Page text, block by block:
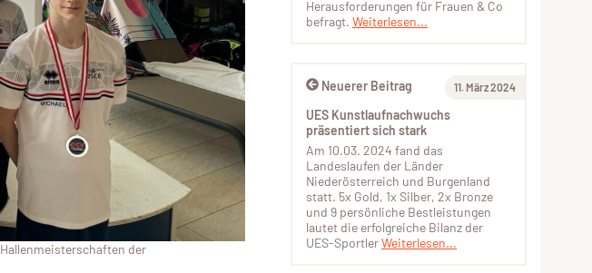
der
Herausforderungen für Frauen & Co
befragt. Weiterlesen...
Neuerer Beitrag 11. März 2024
UES Kunstlaufnachwuchs
präsentiert sich stark
Am 10.03. 2024 fand das
Landeslaufen der Länder
Niederösterreich und Burgenland
statt. 5x Gold, 1x Silber, 2x Bronze
und 9 persönliche Bestleistungen
lautet die erfolgreiche Bilanz der
UES-SportlerWeiterlesen...